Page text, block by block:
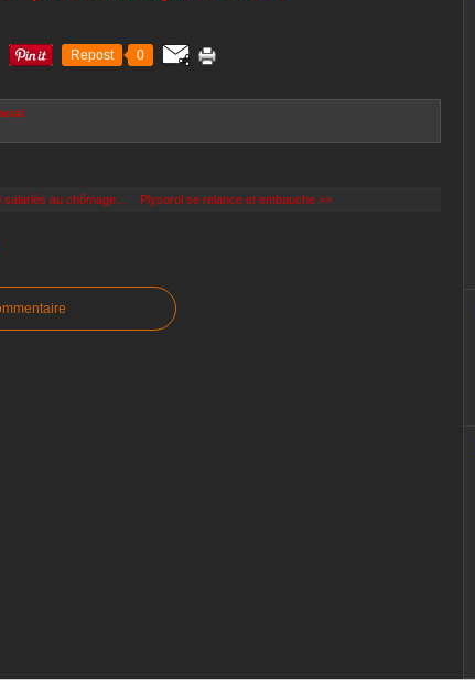
Repost 0
au chômage... Plysorol se relance et embauche >>